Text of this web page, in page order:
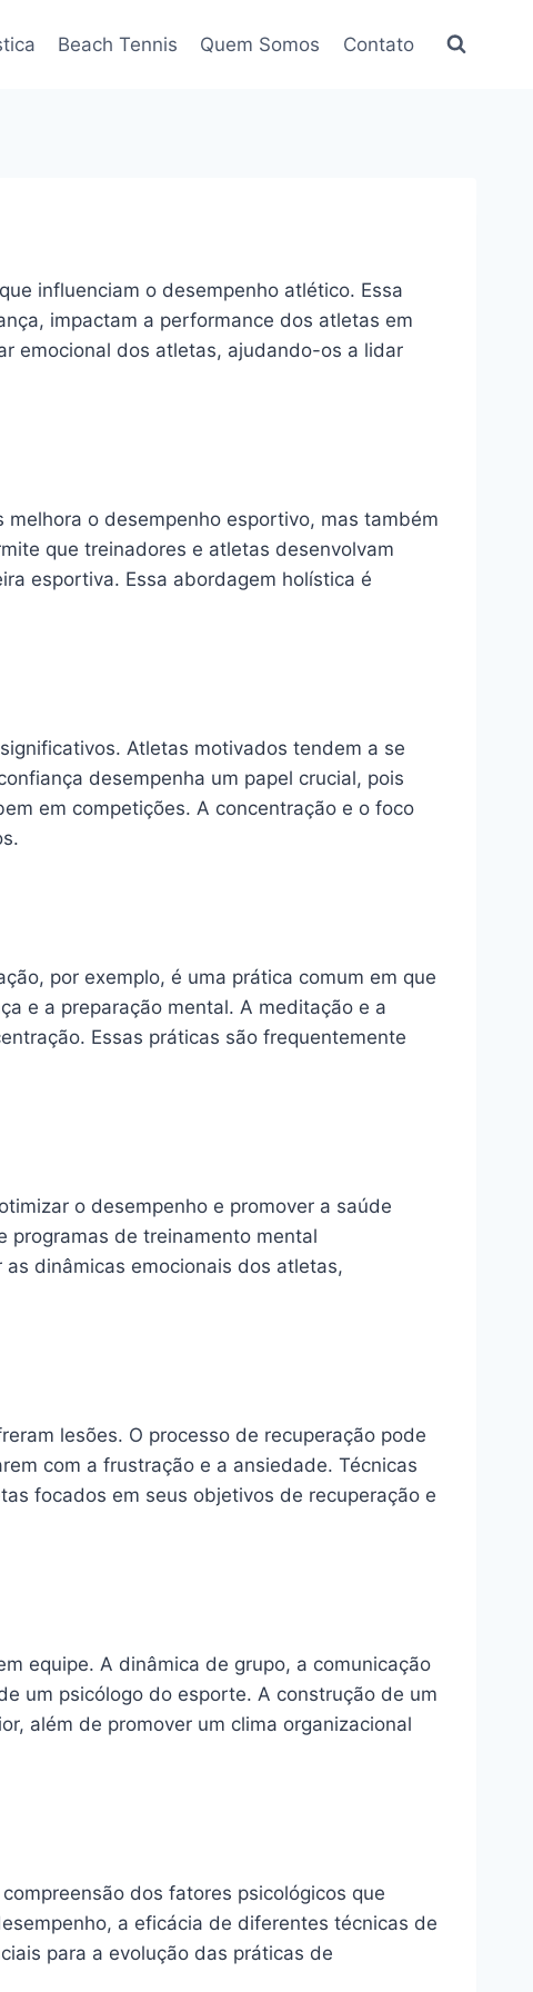
Beach Tennis Quem Somos Contato
influenciam o desempenho atlético. Essa
impactam a performance dos atletas em
emocional dos atletas, ajudando-os a lidar
o desempenho esportivo, mas também
que treinadores e atletas desenvolvam
esportiva. Essa abordagem holística é
Atletas motivados tendem a se
desempenha um papel crucial, pois
em competições. A concentração e o foco
por exemplo, é uma prática comum em que
e a preparação mental. A meditação e a
Essas práticas são frequentemente
o desempenho e promover a saúde
programas de treinamento mental
dinâmicas emocionais dos atletas,
lesões. O processo de recuperação pode
com a frustração e a ansiedade. Técnicas
focados em seus objetivos de recuperação e
equipe. A dinâmica de grupo, a comunicação
um psicólogo do esporte. A construção de um
além de promover um clima organizacional
dos fatores psicológicos que
a eficácia de diferentes técnicas de
para a evolução das práticas de